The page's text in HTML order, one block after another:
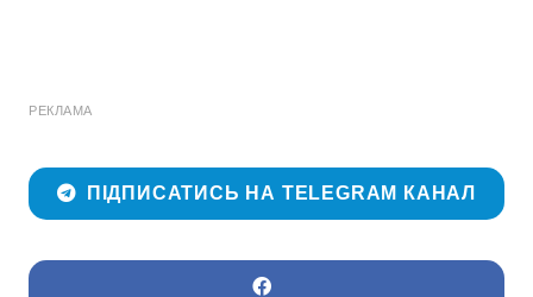
РЕКЛАМА
ПІДПИСАТИСЬ НА TELEGRAM КАНАЛ